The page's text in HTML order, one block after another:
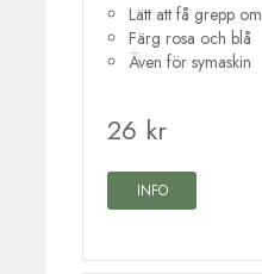
Lätt att få grepp om
Färg rosa och blå
Även för symaskin
26 kr
INFO